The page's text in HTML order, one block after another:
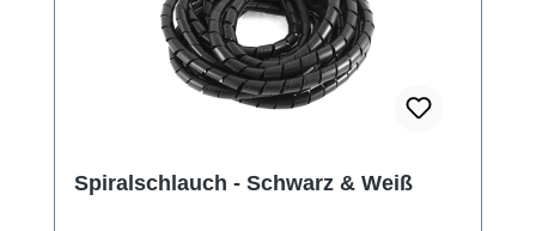
Spiralschlauch - Schwarz & Weiß